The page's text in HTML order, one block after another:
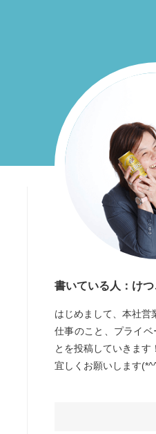
書いている人：けつ
はじめまして、本社営
仕事のこと、プライベ
とを投稿していきます！
宜しくお願いします